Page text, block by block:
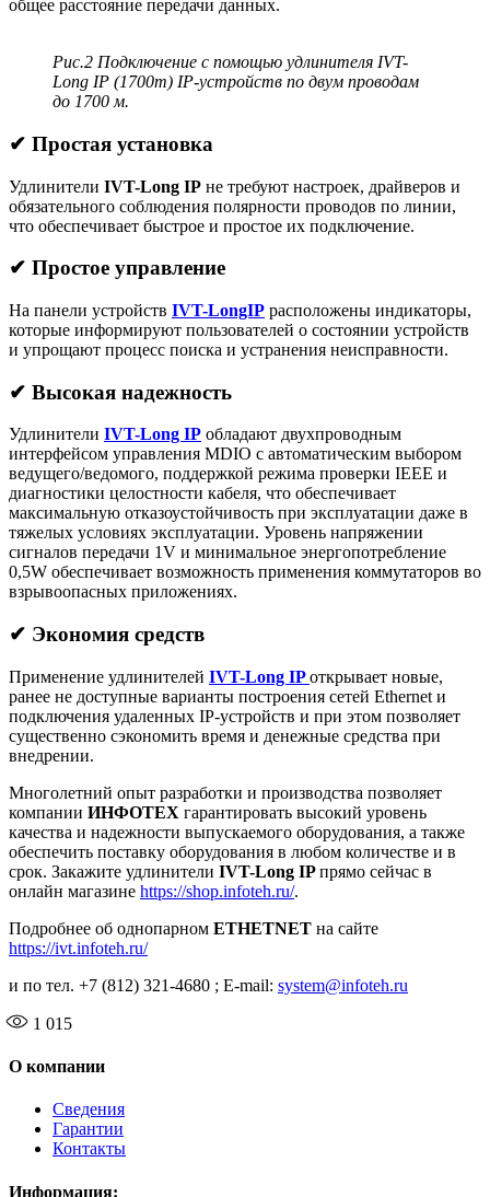
общее расстояние передачи данных.
Рис.2 Подключение с помощью удлинителя IVT-
Long IP (1700m) IP-устройств по двум проводам
до 1700 м.
✔ Простая установка
Удлинители IVT-Long IP не требуют настроек, драйверов и
обязательного соблюдения полярности проводов по линии,
что обеспечивает быстрое и простое их подключение.
✔ Простое управление
На панели устройств IVT-LongIP расположены индикаторы,
которые информируют пользователей о состоянии устройств
и упрощают процесс поиска и устранения неисправности.
✔ Высокая надежность
Удлинители IVT-Long IP обладают двухпроводным
интерфейсом управления MDIO с автоматическим выбором
ведущего/ведомого, поддержкой режима проверки IEEE и
диагностики целостности кабеля, что обеспечивает
максимальную отказоустойчивость при эксплуатации даже в
тяжелых условиях эксплуатации. Уровень напряжении
сигналов передачи 1V и минимальное энергопотребление
0,5W обеспечивает возможность применения коммутаторов во
взрывоопасных приложениях.
✔ Экономия средств
Применение удлинителей IVT-Long IPоткрывает новые,
ранее не доступные варианты построения сетей Ethernet и
подключения удаленных IP-устройств и при этом позволяет
существенно сэкономить время и денежные средства при
внедрении.
Многолетний опыт разработки и производства позволяет
компании ИНФОТЕХ гарантировать высокий уровень
качества и надежности выпускаемого оборудования, а также
обеспечить поставку оборудования в любом количестве и в
срок. Закажите удлинители IVT-Long IPпрямо сейчас в
онлайн магазине https://shop.infoteh.ru/.
Подробнее об однопарном ETHETNET на сайте
https://ivt.infoteh.ru/
и по тел. +7 (812) 321-4680 ; E-mail: system@infoteh.ru
1 015
О компании
Сведения
Гарантии
Контакты
Информация: